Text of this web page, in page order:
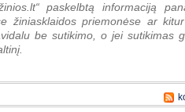
paskelbtą informaciją
žiniasklaidos priemonėse ar
be sutikimo, o jei sutikimas